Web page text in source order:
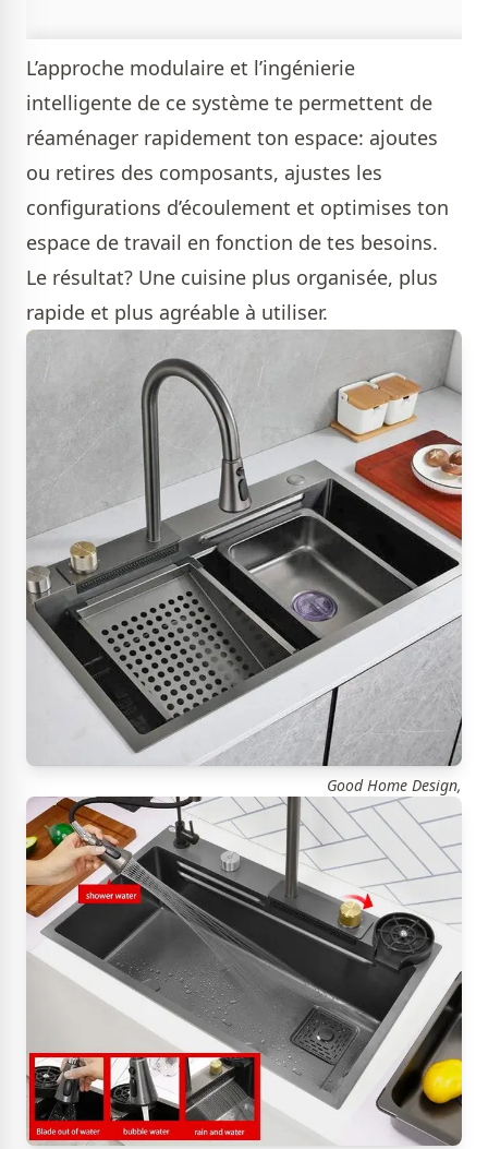
L’approche modulaire et l’ingénierie
intelligente de ce système te permettent de
réaménager rapidement ton espace: ajoutes
ou retires des composants, ajustes les
configurations d’écoulement et optimises ton
espace de travail en fonction de tes besoins.
Le résultat? Une cuisine plus organisée, plus
rapide et plus agréable à utiliser.
Good Home Design,